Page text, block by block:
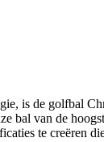
is de golfbal
van de
te creëren